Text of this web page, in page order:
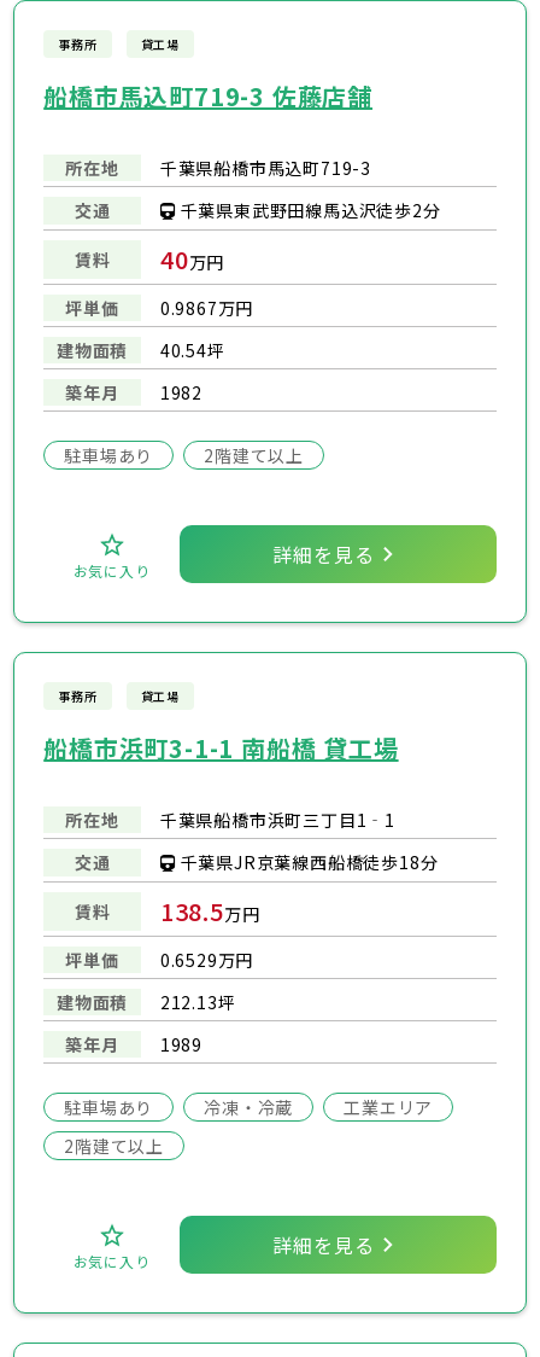
事務所 貸工場
船橋市馬込町719-3 佐藤店舗
所在地
千葉県船橋市馬込町719-3
交通
千葉県東武野田線馬込沢徒歩2分
賃料 40万円
坪単価
0.9867万円
建物面積
40.54坪
築年月
1982
駐車場あり 2階建て以上
お気に入り
詳細を見る
事務所 貸工場
船橋市浜町3-1-1 南船橋 貸工場
所在地
千葉県船橋市浜町三丁目1‐1
交通
千葉県JR京葉線西船橋徒歩18分
賃料 138.5万円
坪単価
0.6529万円
建物面積
212.13坪
築年月
1989
駐車場あり 冷凍・冷蔵
工業エリア
2階建て以上
お気に入り
詳細を見る